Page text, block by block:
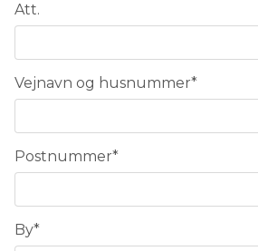
Att.
Vejnavn og husnummer*
Postnummer*
By*